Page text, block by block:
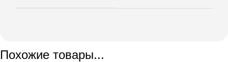
Похожие товары...